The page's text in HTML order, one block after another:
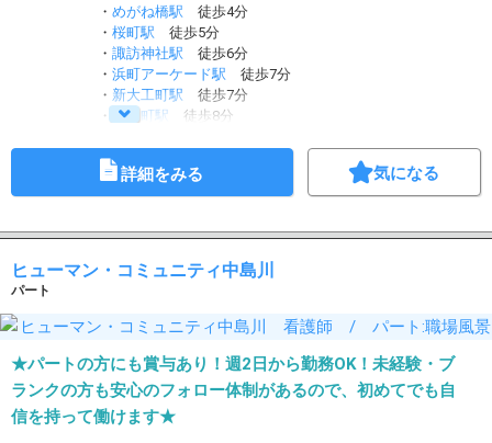
・ めがね橋駅 徒歩4分
・ 桜町駅 徒歩5分
・ 諏訪神社駅 徒歩6分
・ 浜町アーケード駅 徒歩7分
・ 新大工町駅 徒歩7分
・
五島町駅 徒歩8分
詳細をみる 気になる
ヒューマン・コミュニティ中島川
パート
★パートの方にも賞与あり！週2日から勤務OK！未経験・ブ
ランクの方も安心のフォロー体制があるので、初めてでも自
信を持って働けます★